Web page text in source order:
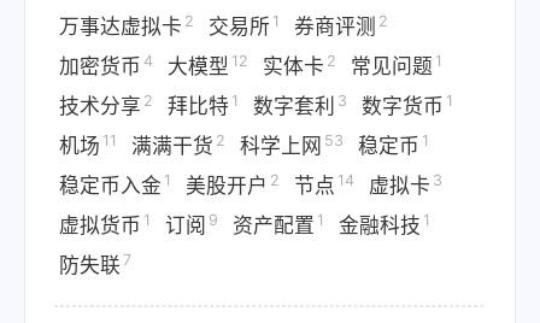
万事达虚拟卡 2 交易所 1 券商评测 2
加密货币 4 大模型 12 实体卡 2 常见问题 1
技术分享 2 拜比特 1 数字套利 3 数字货币 1
机场 11 满满干货 2 科学上网 53 稳定币 1
稳定币入金 1 美股开户 2 节点 14 虚拟卡 3
虚拟货币 1 订阅 9 资产配置 1 金融科技 1
防失联 7